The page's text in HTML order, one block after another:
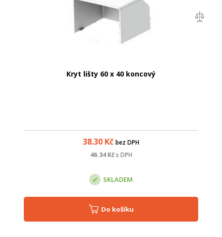
Kryt lišty 60 x 40 koncový
38.30 Kč bez DPH
46.34Kč s DPH
SKLADEM
Do košíku